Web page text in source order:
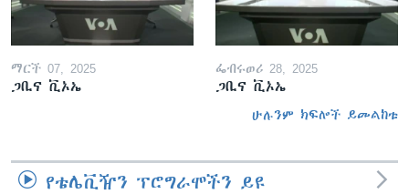
ማርች 07, 2025
ጋቢና ቪኦኤ
ፌብሩወሪ 28, 2025
ጋቢና ቪኦኤ
ሁሉንም ክፍሎች ይመልከቱ
የቴሌቪዥን ፕሮግራሞችን ይዩ